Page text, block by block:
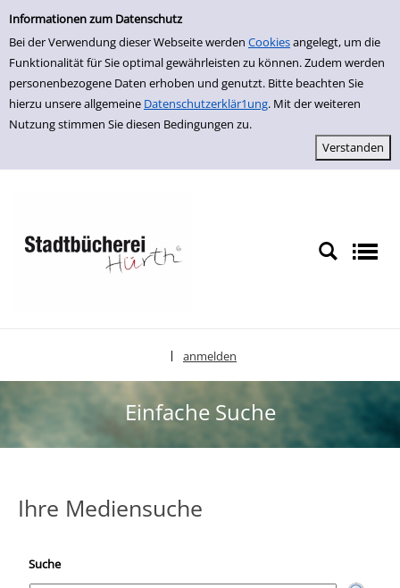
Einfache Suche
Informationen zum Datenschutz
Bei der Verwendung dieser Webseite werden Cookiesangelegt, um die
Funktionalität für Sie optimal gewährleisten zu können. Zudem werden
personenbezogene Daten erhoben und genutzt. Bitte beachten Sie
hierzu unsere allgemeine Datenschutzerklär1ung. Mit der weiteren
Nutzung stimmen Sie diesen Bedingungen zu.
zur Navigation springen
zum Inhalt springen
Zu den Suchfiltern springen
Zur Trefferliste springen
anmelden
Einfache Suche
Ihre Mediensuche
Suche